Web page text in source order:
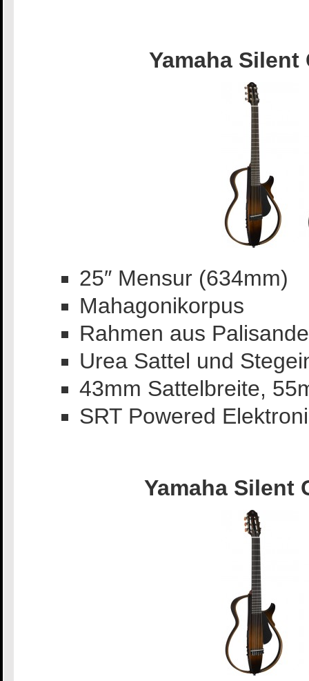
Yamaha Silent
25″ Mensur (634mm)
Mahagonikorpus
Rahmen aus
Urea Sattel und
43mm Sattelbreite,
SRT Powered
Yamaha Silent